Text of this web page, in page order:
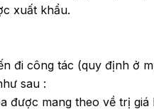
xuất khẩu.
đi công tác (quy định ở
sau :
được mang theo về trị